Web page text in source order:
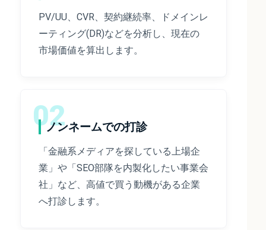
PV/UU、CVR、契約継続率、ドメインレ
ーティング(DR)などを分析し、現在の
市場価値を算出します。
02
ノンネームでの打診
「金融系メディアを探している上場企
業」や「SEO部隊を内製化したい事業会
社」など、高値で買う動機がある企業
へ打診します。